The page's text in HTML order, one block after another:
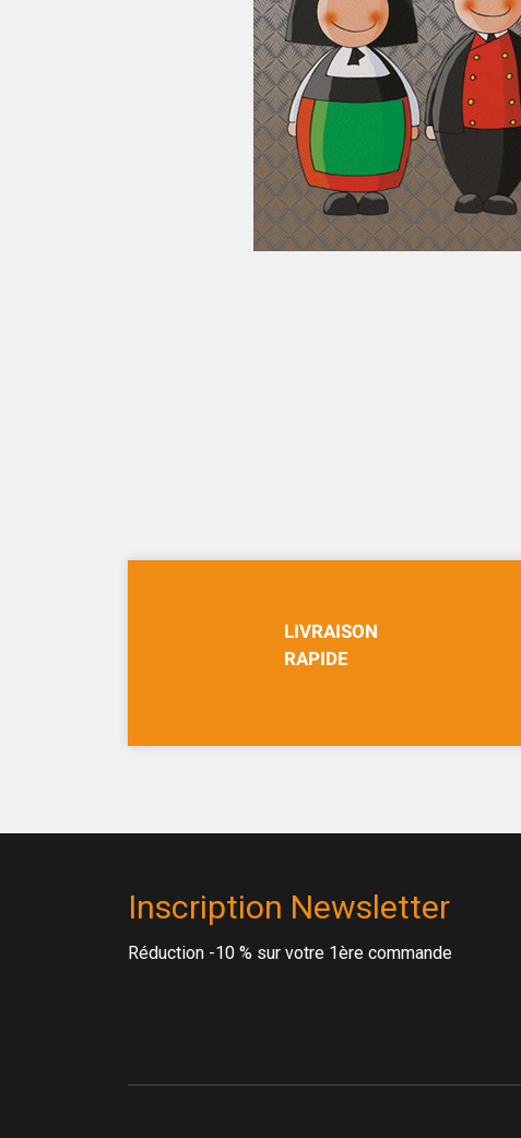
LIVRAISON
RAPIDE
Inscription Newsletter
Réduction -10 % sur votre 1ère commande